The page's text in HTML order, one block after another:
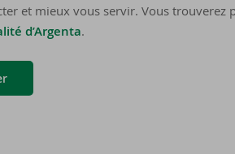
et mieux vous servir. Vous trouverez
d’Argenta.